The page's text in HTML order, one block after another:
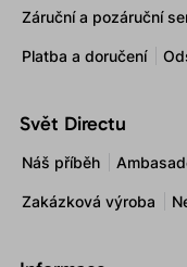
Záruční a pozáruční
Platba a doručení
Svět Directu
Náš příběh
Zakázková výroba